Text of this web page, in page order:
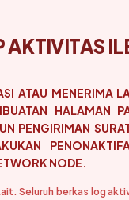
AKTIVITAS
ATAU MENERIMA
HALAMAN
PENGIRIMAN
NODE.
Seluruh berkas log